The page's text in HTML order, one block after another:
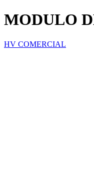
MODULO
HV COMERCIAL